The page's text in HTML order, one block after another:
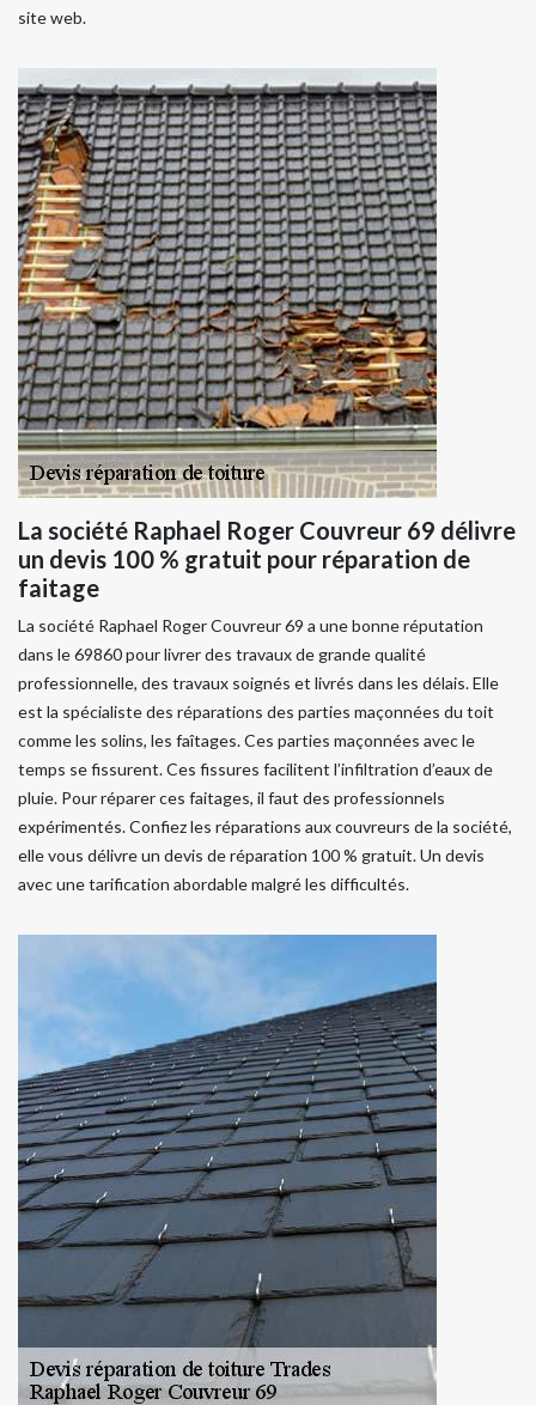
site web.
La société Raphael Roger Couvreur 69 délivre
un devis 100 % gratuit pour réparation de
faitage
La société Raphael Roger Couvreur 69 a une bonne réputation
dans le 69860 pour livrer des travaux de grande qualité
professionnelle, des travaux soignés et livrés dans les délais. Elle
est la spécialiste des réparations des parties maçonnées du toit
comme les solins, les faîtages. Ces parties maçonnées avec le
temps se fissurent. Ces fissures facilitent l’infiltration d’eaux de
pluie. Pour réparer ces faitages, il faut des professionnels
expérimentés. Confiez les réparations aux couvreurs de la société,
elle vous délivre un devis de réparation 100 % gratuit. Un devis
avec une tarification abordable malgré les difficultés.